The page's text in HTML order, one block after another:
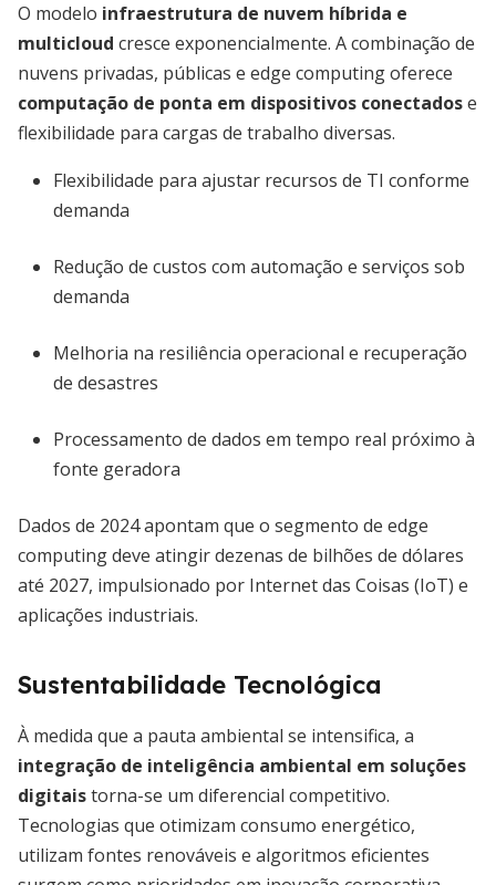
O modelo infraestrutura de nuvem híbrida e
multicloud cresce exponencialmente. A combinação de
nuvens privadas, públicas e edge computing oferece
computação de ponta em dispositivos conectadose
flexibilidade para cargas de trabalho diversas.
Flexibilidade para ajustar recursos de TI conforme
demanda
Redução de custos com automação e serviços sob
demanda
Melhoria na resiliência operacional e recuperação
de desastres
Processamento de dados em tempo real próximo à
fonte geradora
Dados de 2024 apontam que o segmento de edge
computing deve atingir dezenas de bilhões de dólares
até 2027, impulsionado por Internet das Coisas (IoT) e
aplicações industriais.
Sustentabilidade Tecnológica
À medida que a pauta ambiental se intensifica, a
integração de inteligência ambiental em soluções
digitaistorna-se um diferencial competitivo.
Tecnologias que otimizam consumo energético,
utilizam fontes renováveis e algoritmos eficientes